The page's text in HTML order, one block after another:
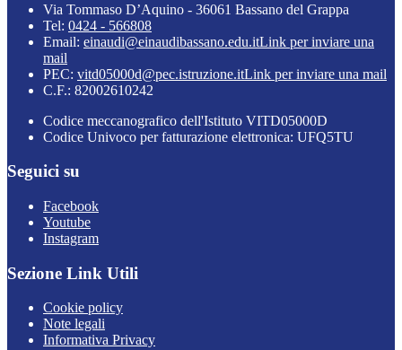
Via Tommaso D’Aquino - 36061 Bassano del Grappa
Tel: 0424 - 566808
Email: einaudi@einaudibassano.edu.itLink per inviare una
mail
PEC: vitd05000d@pec.istruzione.itLink per inviare una mail
C.F.: 82002610242
Codice meccanografico dell'Istituto VITD05000D
Codice Univoco per fatturazione elettronica: UFQ5TU
Seguici su
Facebook
Youtube
Instagram
Sezione Link Utili
Cookie policy
Note legali
Informativa Privacy